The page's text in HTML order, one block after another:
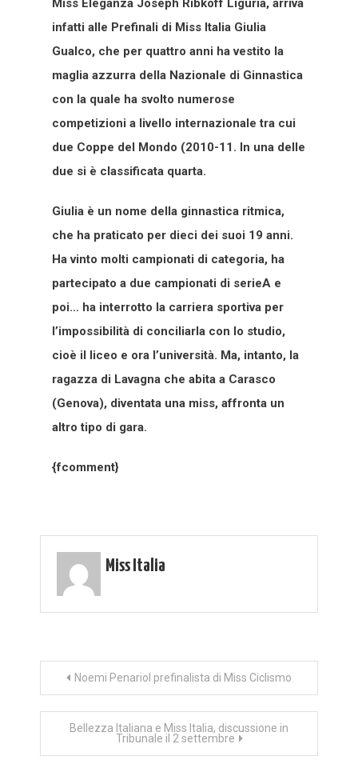
infatti alle Prefinali di Miss Italia Giulia
Gualco, che per quattro anni ha vestito la
maglia azzurra della Nazionale di Ginnastica
con la quale ha svolto numerose
competizioni a livello internazionale tra cui
due Coppe del Mondo (2010-11. In una delle
due si è classificata quarta.
Giulia è un nome della ginnastica ritmica,
che ha praticato per dieci dei suoi 19 anni.
Ha vinto molti campionati di categoria, ha
partecipato a due campionati di serieA e
poi… ha interrotto la carriera sportiva per
l’impossibilità di conciliarla con lo studio,
cioè il liceo e ora l’università. Ma, intanto, la
ragazza di Lavagna che abita a Carasco
(Genova), diventata una miss, affronta un
altro tipo di gara.
{fcomment}
Miss Italia
Navigazione
articoli
Noemi Penariol prefinalista di Miss Ciclismo
Bellezza Italiana e Miss Italia, discussione in
Tribunale il 2 settembre